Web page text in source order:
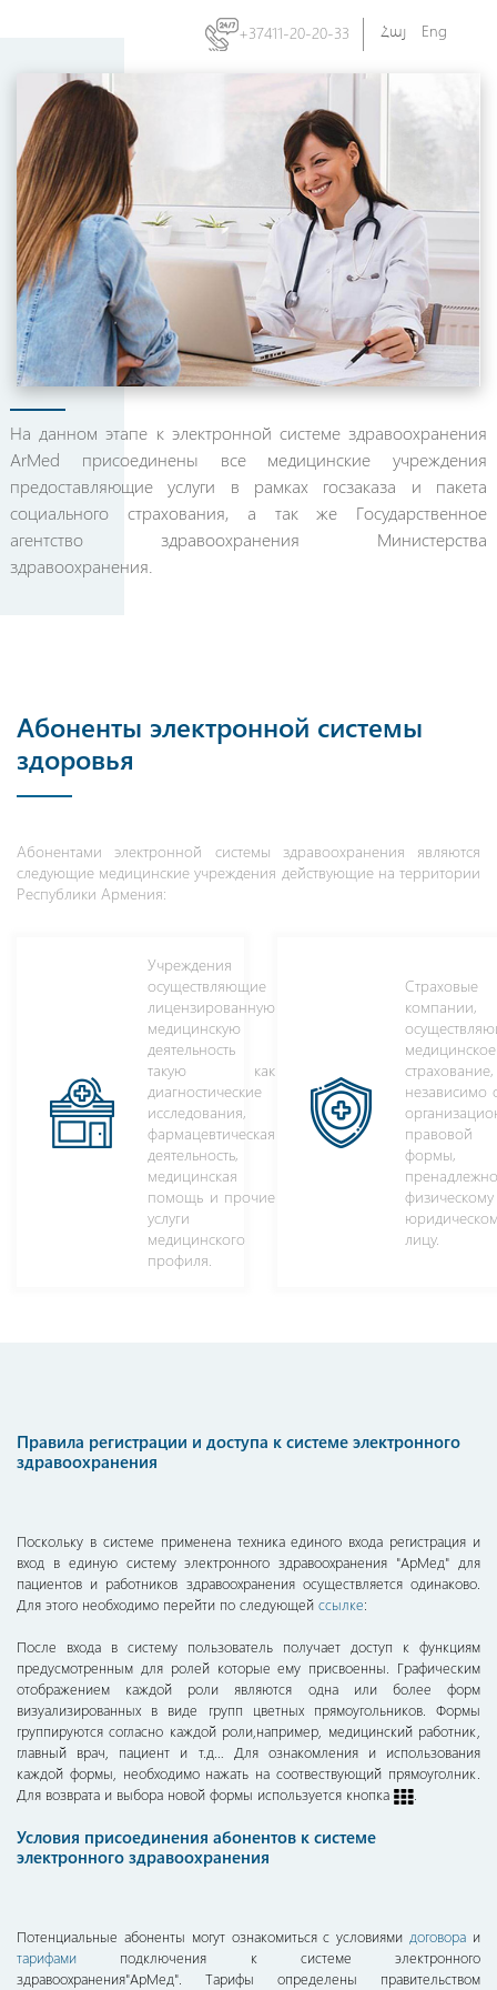
Հայ Eng
+37411-20-20-33
На данном этапе к электронной системе здравоохранения
ArMed присоединены все медицинские учреждения
предоставляющие услуги в рамках госзаказа и пакета
социального страхования, а так же Государственное
агентство здравоохранения Министерства
здравоохранения.
Абоненты электронной системы
здоровья
Абонентами электронной системы здравоохранения являются
следующие медицинские учреждения действующие на территории
Республики Армения:
Учреждения
осуществляющие
лицензированную
медицинскую
деятельность
такую как
диагностические
исследования,
фармацевтическая
деятельность,
медицинская
помощь и прочие
услуги
медицинского
профиля.
Страховые
компании,
медицинское
страхование,
независимо
правовой
формы,
лицу.
Правила регистрации и доступа к системе электронного
здравоохранения
Поскольку в системе применена техника единого входа регистрация и
вход в единую систему электронного здравоохранения "АрМед" для
пациентов и работников здравоохранения осуществляется одинаково.
Для этого необходимо перейти по следующей ссылке։
После входа в систему пользователь получает доступ к функциям
предусмотренным для ролей которые ему присвоенны. Графическим
отображением каждой роли являются одна или более форм
визуализированных в виде групп цветных прямоугольников. Формы
группируются согласно каждой роли,например, медицинский работник,
главный врач, пациент и т.д… Для ознакомления и использования
каждой формы, необходимо нажать на соотвествующий прямоуголник.
Для возврата и выбора новой формы используется кнопка
Условия присоединения абонентов к системе
электронного здравоохранения
Потенциальные абоненты могут ознакомиться с условиями договора и
тарифами подключения к системе электронного
здравоохранения"АрМед". Тарифы определены правительством